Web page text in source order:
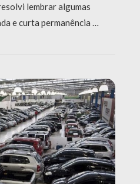
lembrar algumas
e curta permanência …